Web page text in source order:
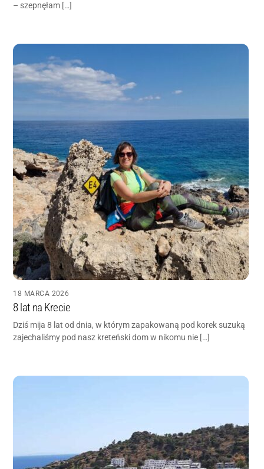
– szepnęłam […]
18 MARCA 2026
8 lat na Krecie
Dziś mija 8 lat od dnia, w którym zapakowaną pod korek suzuką
zajechaliśmy pod nasz kreteński dom w nikomu nie […]